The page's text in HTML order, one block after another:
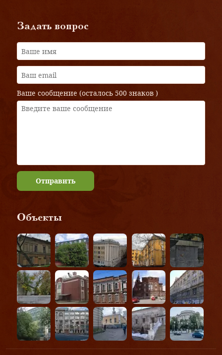
Задать вопрос
Ваше сообщение (осталось 500 знаков )
Отправить
Объекты